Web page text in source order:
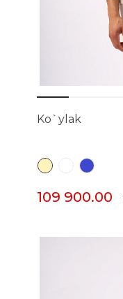
Ko`ylak
109 900.00